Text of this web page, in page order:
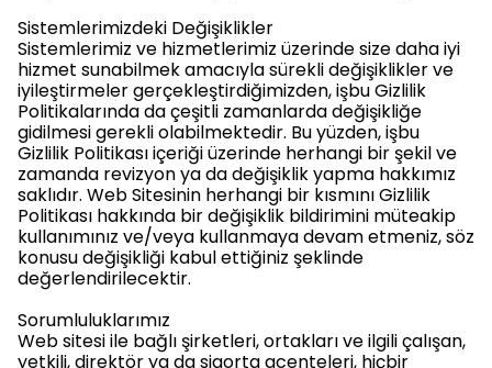
Sistemlerimizdeki Değişiklikler
Sistemlerimiz ve hizmetlerimiz üzerinde size daha iyi
hizmet sunabilmek amacıyla sürekli değişiklikler ve
iyileştirmeler gerçekleştirdiğimizden, işbu Gizlilik
Politikalarında da çeşitli zamanlarda değişikliğe
gidilmesi gerekli olabilmektedir. Bu yüzden, işbu
Gizlilik Politikası içeriği üzerinde herhangi bir şekil ve
zamanda revizyon ya da değişiklik yapma hakkımız
saklıdır. Web Sitesinin herhangi bir kısmını Gizlilik
Politikası hakkında bir değişiklik bildirimini müteakip
kullanımınız ve/veya kullanmaya devam etmeniz, söz
konusu değişikliği kabul ettiğiniz şeklinde
değerlendirilecektir.
Sorumluluklarımız
Web sitesi ile bağlı şirketleri, ortakları ve ilgili çalışan,
yetkili, direktör ya da sigorta acenteleri, hiçbir